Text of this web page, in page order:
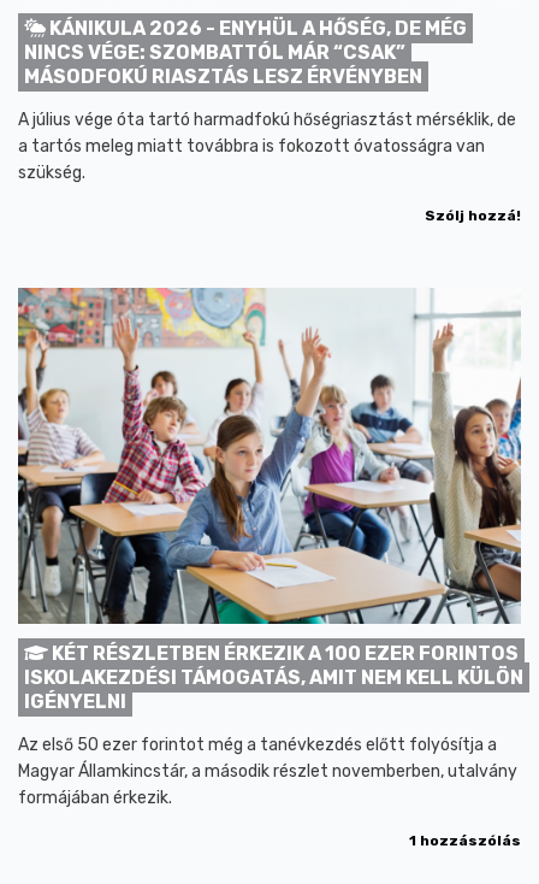
KÁNIKULA 2026 - ENYHÜL A HŐSÉG, DE MÉG
NINCS VÉGE: SZOMBATTÓL MÁR “CSAK”
MÁSODFOKÚ RIASZTÁS LESZ ÉRVÉNYBEN
A július vége óta tartó harmadfokú hőségriasztást mérséklik, de
a tartós meleg miatt továbbra is fokozott óvatosságra van
szükség.
Szólj hozzá!
KÉT RÉSZLETBEN ÉRKEZIK A 100 EZER FORINTOS
ISKOLAKEZDÉSI TÁMOGATÁS, AMIT NEM KELL KÜLÖN
IGÉNYELNI
Az első 50 ezer forintot még a tanévkezdés előtt folyósítja a
Magyar Államkincstár, a második részlet novemberben, utalvány
formájában érkezik.
1 hozzászólás